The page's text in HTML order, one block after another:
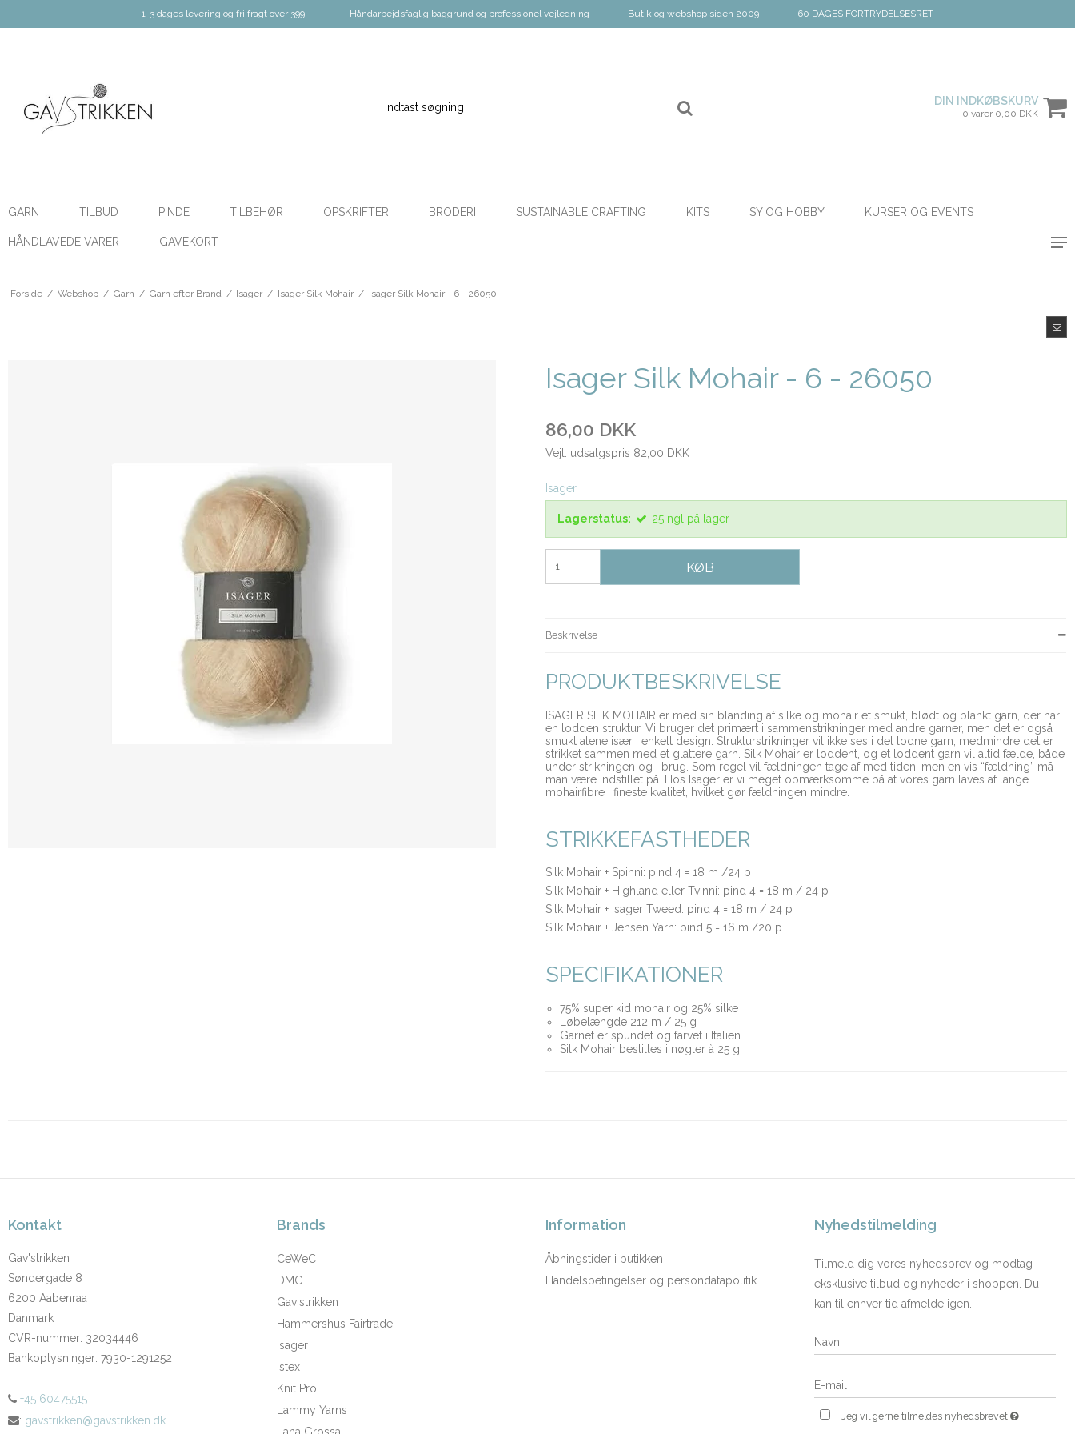
1-3 dages levering og fri fragt over 399,- Håndarbejdsfaglig baggrund og professionel vejledning Butik og webshop siden 2009 60 DAGES FORTRYDELSESRET
DIN INDKØBSKURV
0 varer 0,00 DKK
GARN TILBUD PINDE TILBEHØR OPSKRIFTER BRODERI SUSTAINABLE CRAFTING KITS SY OG HOBBY KURSER OG EVENTS
HÅNDLAVEDE VARER GAVEKORT
Forside / Webshop / Garn / Garn efter Brand / Isager / Isager Silk Mohair / Isager Silk Mohair - 6 - 26050
Isager Silk Mohair - 6 - 26050
86,00 DKK
Vejl. udsalgspris 82,00 DKK
Isager
Lagerstatus: 25 ngl på lager
KØB
Beskrivelse
PRODUKTBESKRIVELSE
ISAGER SILK MOHAIR er med sin blanding af silke og mohair et smukt, blødt og blankt garn, der har
en lodden struktur. Vi bruger det primært i sammenstrikninger med andre garner, men det er også
smukt alene især i enkelt design. Strukturstrikninger vil ikke ses i det lodne garn, medmindre det er
strikket sammen med et glattere garn. Silk Mohair er loddent, og et loddent garn vil altid fælde, både
under strikningen og i brug. Som regel vil fældningen tage af med tiden, men en vis “fældning” må
man være indstillet på. Hos Isager er vi meget opmærksomme på at vores garn laves af lange
mohairfibre i fineste kvalitet, hvilket gør fældningen mindre.
STRIKKEFASTHEDER
Silk Mohair + Spinni: pind 4 = 18 m /24 p
Silk Mohair + Highland eller Tvinni: pind 4 = 18 m / 24 p
Silk Mohair + Isager Tweed: pind 4 = 18 m / 24 p
Silk Mohair + Jensen Yarn: pind 5 = 16 m /20 p
SPECIFIKATIONER
75% super kid mohair og 25% silke
Løbelængde 212 m / 25 g
Garnet er spundet og farvet i Italien
Silk Mohair bestilles i nøgler à 25 g
Kontakt
Gav'strikken
Søndergade 8
6200 Aabenraa
Danmark
CVR-nummer: 32034446
Bankoplysninger: 7930-1291252
+45 60475515
: gavstrikken@gavstrikken.dk
Brands
CeWeC
DMC
Gav'strikken
Hammershus Fairtrade
Isager
Istex
Knit Pro
Lammy Yarns
Information
Åbningstider i butikken
Handelsbetingelser og persondatapolitik
Nyhedstilmelding
Tilmeld dig vores nyhedsbrev og modtag
eksklusive tilbud og nyheder i shoppen. Du
kan til enhver tid afmelde igen.
Jeg vil gerne tilmeldes nyhedsbrevet